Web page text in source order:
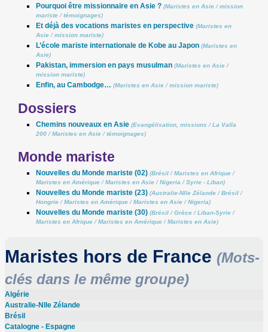
Pourquoi être missionnaire en Asie ? (Maristes en Asie /mission
mariste /témoignages)
Et déjà des vocations maristes en perspective (Maristes en
Asie /mission mariste)
L’école mariste internationale de Kobe au Japon (Maristes en
Asie)
Pakistan, immersion en pays musulman (Maristes en Asie /
mission mariste)
Enfin, au Cambodge… (Maristes en Asie /mission mariste)
Dossiers
Chemins nouveaux en Asie (Evangélisation, missions /La Valla
200 /Maristes en Asie /témoignages)
Monde mariste
Nouvelles du Monde mariste (02) (Brésil /Maristes en Afrique /
Maristes en Amérique /Maristes en Asie /Nigeria /Syrie - Liban)
Nouvelles du Monde mariste (23) (Australie-Nlle Zélande /Brésil /
Hongrie /Maristes en Amérique /Maristes en Asie /Nigeria)
Nouvelles du Monde mariste (30) (Brésil /Grèce /Liban-Syrie /
Maristes en Afrique /Maristes en Amérique /Maristes en Asie)
Maristes hors de France (Mots-
clés dans le même groupe)
Algérie
Australie-Nlle Zélande
Brésil
Catalogne - Espagne